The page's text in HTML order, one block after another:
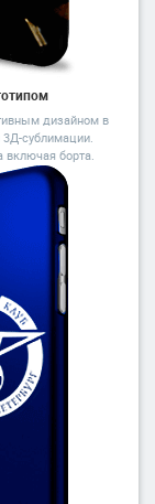
элементов
дизайном в
сублимации.
борта.